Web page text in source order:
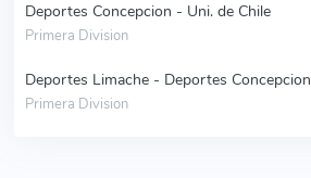
Deportes Concepcion - Uni. de Chile
Primera Division
Deportes Limache - Deportes Concepcion
Primera Division